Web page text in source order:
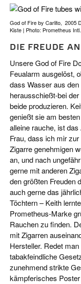
God of Fire by Carlito, 2005
Kiste | Photo: Prometheus Intl.
DIE FREUDE
Unsere God of Fire
Feualarm ausgelöst,
dass Wasser aus
herausschießt-bei
beide produzieren.
genießt sie am
alleine rauche, ist
Frau, dass ich mir
Zigarre genehmigen
an, und nach
gerne mit anderen
den größten Freuden
auch gerne das
Töchtern – Keith
Prometheus-Marke
Rauchen zu finden.
mit Zigarren
Hersteller. Redet
tabakfeindliche
zunehmend strikte
kämpferisches